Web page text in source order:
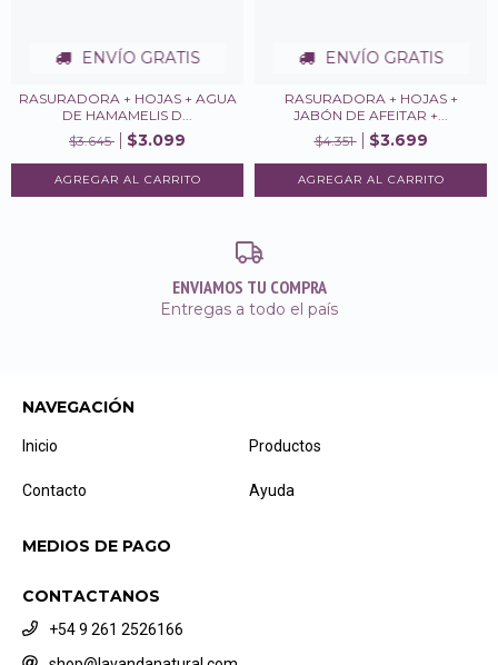
ENVÍO GRATIS
RASURADORA + HOJAS + AGUA
DE HAMAMELIS D...
$3.645
$3.099
ENVÍO GRATIS
RASURADORA + HOJAS +
JABÓN DE AFEITAR +...
$4.351
$3.699
ENVIAMOS TU COMPRA
Entregas a todo el país
NAVEGACIÓN
Inicio Productos
Contacto Ayuda
MEDIOS DE PAGO
CONTACTANOS
+54 9 261 2526166